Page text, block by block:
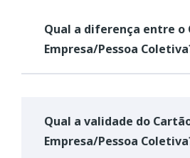
Qual a diferença entre o
Empresa/Pessoa
como sociedades
estabelecimentos
Qual a validade do
Empresa/Pessoa